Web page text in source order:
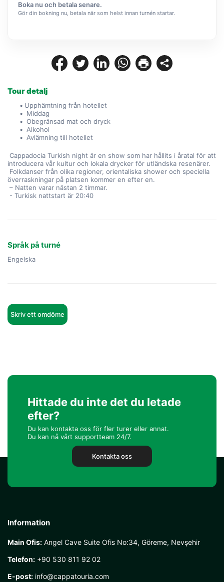
Tour detalj
Upphämtning från hotellet
Middag
Obegränsad mat och dryck
Alkohol
Avlämning till hotellet
introducera vår kultur och lokala drycker för utländska resenärer.
överraskningar på platsen kommer en efter en.
– Natten varar nästan 2 timmar.
- Turkisk nattstart är 20:40
Språk på turné
Engelska
Skriv ett omdöme
Boka nu och betala senare.
Gör din bokning nu, betala när som helst innan turnén startar.
Hittade du inte det du letade
efter?
Du kan kontakta oss för fler turer eller annat.
Du kan nå vårt supportteam 24/7.
Kontakta oss
Information
Main Ofis: Angel Cave Suite Ofis No:34, Göreme, Nevşehir
Telefon: +90 530 811 92 02
E-post: info@cappatouria.com